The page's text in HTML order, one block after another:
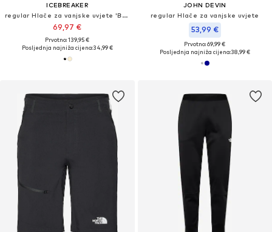
ICEBREAKER
regular Hlače za vanjske uvjete 'Berlin'
69,97 €
Prvotno: 139,95 €
Posljednja najniža cijena:34,99 €
JOHN DEVIN
regular Hlače za vanjske uvjete
53,99 €
Prvotno: 69,99 €
Posljednja najniža cijena:38,99 €